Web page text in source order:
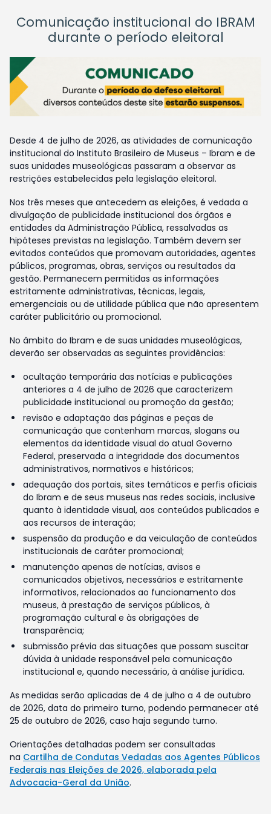
Comunicação institucional do IBRAM
durante o período eleitoral
Desde 4 de julho de 2026, as atividades de comunicação
institucional do Instituto Brasileiro de Museus – Ibram e de
suas unidades museológicas passaram a observar as
restrições estabelecidas pela legislação eleitoral.
Nos três meses que antecedem as eleições, é vedada a
divulgação de publicidade institucional dos órgãos e
entidades da Administração Pública, ressalvadas as
hipóteses previstas na legislação. Também devem ser
evitados conteúdos que promovam autoridades, agentes
públicos, programas, obras, serviços ou resultados da
gestão. Permanecem permitidas as informações
estritamente administrativas, técnicas, legais,
emergenciais ou de utilidade pública que não apresentem
caráter publicitário ou promocional.
No âmbito do Ibram e de suas unidades museológicas,
deverão ser observadas as seguintes providências:
ocultação temporária das notícias e publicações
anteriores a 4 de julho de 2026 que caracterizem
publicidade institucional ou promoção da gestão;
revisão e adaptação das páginas e peças de
comunicação que contenham marcas, slogans ou
elementos da identidade visual do atual Governo
Federal, preservada a integridade dos documentos
administrativos, normativos e históricos;
adequação dos portais, sites temáticos e perfis oficiais
do Ibram e de seus museus nas redes sociais, inclusive
quanto à identidade visual, aos conteúdos publicados e
aos recursos de interação;
suspensão da produção e da veiculação de conteúdos
institucionais de caráter promocional;
manutenção apenas de notícias, avisos e
comunicados objetivos, necessários e estritamente
informativos, relacionados ao funcionamento dos
museus, à prestação de serviços públicos, à
programação cultural e às obrigações de
transparência;
submissão prévia das situações que possam suscitar
dúvida à unidade responsável pela comunicação
institucional e, quando necessário, à análise jurídica.
As medidas serão aplicadas de 4 de julho a 4 de outubro
de 2026, data do primeiro turno, podendo permanecer até
25 de outubro de 2026, caso haja segundo turno.
Orientações detalhadas podem ser consultadas
na Cartilha de Condutas Vedadas aos Agentes Públicos
Federais nas Eleições de 2026, elaborada pela
Advocacia-Geral da União.